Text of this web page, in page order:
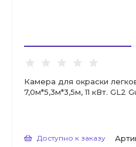
Камера для окраски
7,0м*5,3м*3,5м, 11 кВт. GL2
Доступно к заказу